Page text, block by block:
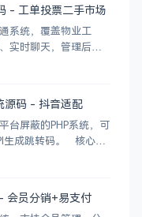
- 工单投票二手市场
系统，覆盖物业工
实时聊天，管理后台
+
情 小区投票：发起/参与/查看结果 邻里社区
源码 - 抖音适配
台屏蔽的PHP系统，可
生成跳转码。 核心功
技术栈 后端：PHP
会员分销+易支付